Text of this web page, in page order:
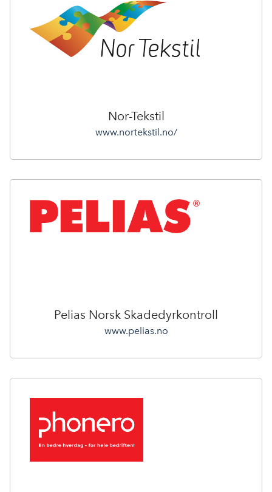
Nor-Tekstil
www.nortekstil.no/
Pelias Norsk Skadedyrkontroll
www.pelias.no